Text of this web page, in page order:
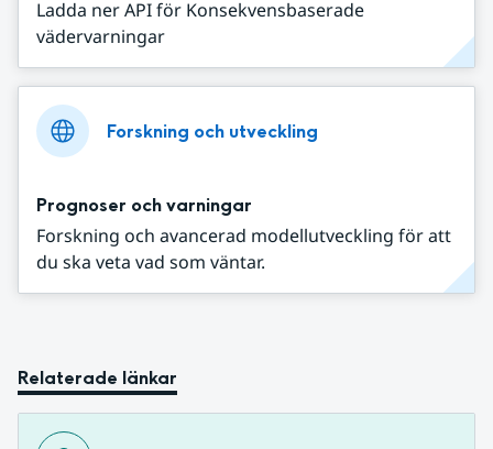
Ladda ner API för Konsekvensbaserade
vädervarningar
Forskning och utveckling
Prognoser och varningar
Forskning och avancerad modellutveckling för att
du ska veta vad som väntar.
Relaterade länkar